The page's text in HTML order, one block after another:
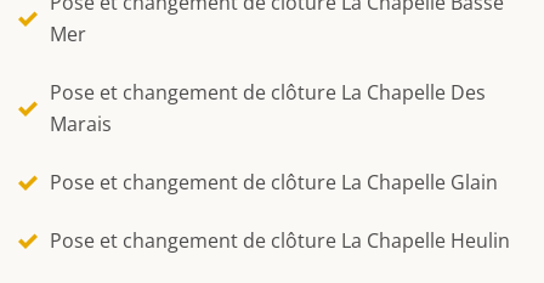
Mer
Pose et changement de clôture La Chapelle Des
Marais
Pose et changement de clôture La Chapelle Glain
Pose et changement de clôture La Chapelle Heulin